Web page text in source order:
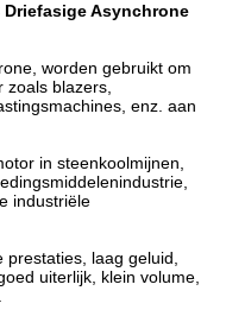
Driefasige Asynchrone
worden gebruikt om
blazers,
enz. aan
in steenkoolmijnen,
industriële
laag geluid,
uiterlijk, klein volume,